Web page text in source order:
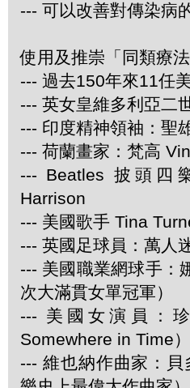
--- 可以改善對傳染病
使用及推崇「同類療
--- 過去150年來11任
--- 英女皇維多利亞二
--- 印度精神領袖：聖
--- 荷蘭畫家：梵高
--- Beatles 披頭四
Harrison
--- 美國歌手 Tina
--- 英國足球員：萬人
--- 美國職業網球手：
次大滿貫女單冠軍）
--- 美國女演員：
Somewhere in Time）
--- 維也納作曲家：